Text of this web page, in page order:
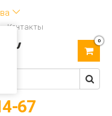
Контакты
0
67